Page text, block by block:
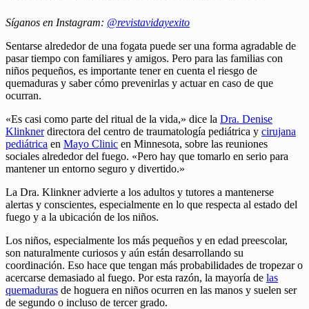
Síganos en Instagram: @revistavidayexito
Sentarse alrededor de una fogata puede ser una forma agradable de
pasar tiempo con familiares y amigos. Pero para las familias con
niños pequeños, es importante tener en cuenta el riesgo de
quemaduras y saber cómo prevenirlas y actuar en caso de que
ocurran.
«Es casi como parte del ritual de la vida,» dice la Dra. Denise
Klinknerdirectora del centro de traumatología pediátrica y cirujana
pediátrica en Mayo Clinic en Minnesota, sobre las reuniones
sociales alrededor del fuego. «Pero hay que tomarlo en serio para
mantener un entorno seguro y divertido.»
La Dra. Klinkner advierte a los adultos y tutores a mantenerse
alertas y conscientes, especialmente en lo que respecta al estado del
fuego y a la ubicación de los niños.
Los niños, especialmente los más pequeños y en edad preescolar,
son naturalmente curiosos y aún están desarrollando su
coordinación. Eso hace que tengan más probabilidades de tropezar o
acercarse demasiado al fuego. Por esta razón, la mayoría de las
quemaduras de hoguera en niños ocurren en las manos y suelen ser
de segundo o incluso de tercer grado.